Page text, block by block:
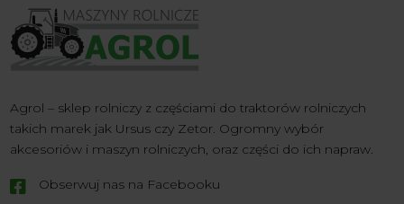
Agrol – sklep rolniczy z częściami do traktorów rolniczych
takich marek jak Ursus czy Zetor. Ogromny wybór
akcesoriów i maszyn rolniczych, oraz części do ich napraw.
 Obserwuj nas na Facebooku